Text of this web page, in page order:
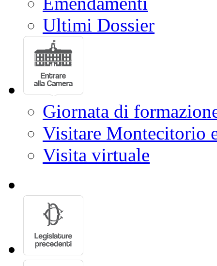
Ultimi Dossier
Giornata di
Visitare Montecitorio
Visita virtuale